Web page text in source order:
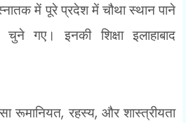
में पूरे प्रदेश में चौथा स्थान पाने
चुनेगए। इनकी शिक्षा इलाहाबाद
रूमानियत,रहस्य, और शास्त्रीयता